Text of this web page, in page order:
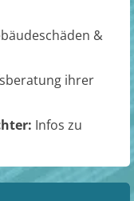
&
ihrer
Infos zu